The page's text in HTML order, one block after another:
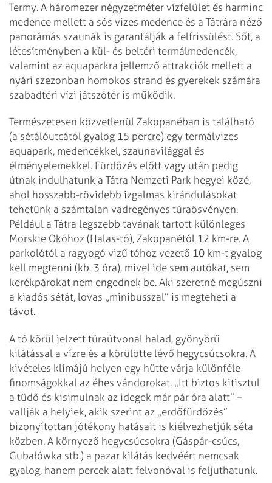
Termy. A három­ezer négyzetméter vízfelület és harminc
medence mellett a sós vizes medence és a Tátrára néző
panorámás szaunák is garantálják a felfrissülést. Sőt, a
létesítményben a kül- és beltéri termálmedencék,
valamint az aquaparkra jellemző attrakciók mellett a
nyári szezonban homokos strand és gyerekek számára
szabadtéri vízi játszótér is működik.
Természetesen közvetlenül Zakopanéban is található
(a sétálóutcától gyalog 15 percre) egy termálvizes
aquapark, medencékkel, szau­navilággal és
élményelemekkel. Fürdőzés előtt vagy után pedig
útnak indulhatunk a Tátra Nemzeti Park hegyei közé,
ahol hosszabb-rövidebb izgalmas kirándulásokat
tehetünk a számtalan vadregényes túraösvényen.
Például a Tátra legszebb tavának tartott különleges
Morskie Okóhoz (Halas-tó), Zakopanétól 12 km-re. A
parkolótól a ragyogó vizű tóhoz vezető 10 km-t gyalog
kell megtenni (kb. 3 óra), mivel ide sem autókat, sem
kerékpárokat nem engednek be. Aki szeretné megúszni
a kiadós sétát, lovas „minibusszal” is megteheti a
távot.
A tó körül jelzett túraútvonal halad, gyönyörű
kilátással a vízre és a körülötte lévő hegycsúcsokra. A
kivételes klímájú helyen egy hütte várja különféle
finomságokkal az éhes vándorokat. „Itt biztos kitisztul
a tüdő és kisimulnak az idegek már pár óra alatt” –
vallják a helyiek, akik szerint az „erdőfürdőzés”
bizonyítottan jótékony hatásait is kiélvezhetjük séta
közben. A környező hegycsúcsokra (Gáspár-csúcs,
Gubałówka stb.) a pazar kilátás kedvéért nemcsak
gyalog, hanem percek alatt felvonóval is feljuthatunk.